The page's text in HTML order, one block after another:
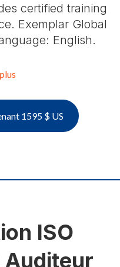
certified training
Exemplar Global
English.
1595 $ US
ISO
Auditeur